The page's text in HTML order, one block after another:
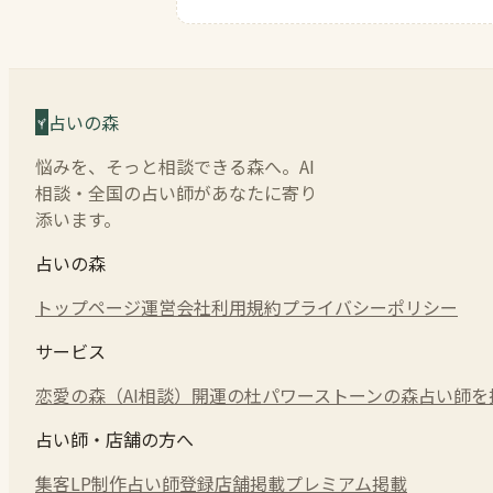
占いの森
悩みを、そっと相談できる森へ。AI
相談・全国の占い師があなたに寄り
添います。
占いの森
トップページ運営会社利用規約プライバシーポリシー
サービス
恋愛の森（AI相談） 開運の杜パワーストーンの森占い師
占い師・店舗の方へ
集客LP制作占い師登録店舗掲載プレミアム掲載